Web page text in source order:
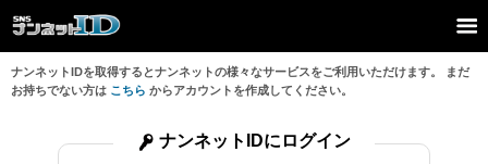
ナンネットIDを取得するとナンネットの様々なサービスをご利用いただけます。 まだ
お持ちでない方は こちら からアカウントを作成してください。
ナンネットIDにログイン